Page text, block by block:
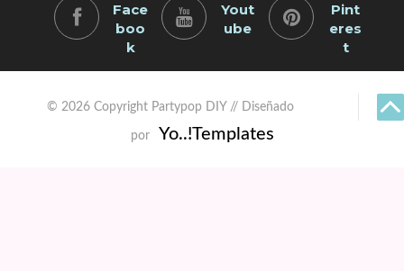
Face
boo
k
Yout
ube
Pint
eres
t
© 2026 Copyright Partypop DIY // Diseñado
por Yo..!Templates